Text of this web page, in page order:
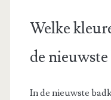
Welke
de
In de nieuwste